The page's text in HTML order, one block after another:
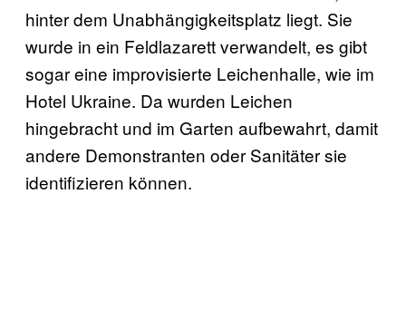
hinter dem Unabhängigkeitsplatz liegt. Sie
wurde in ein Feldlazarett verwandelt, es gibt
sogar eine improvisierte Leichenhalle, wie im
Hotel Ukraine. Da wurden Leichen
hingebracht und im Garten aufbewahrt, damit
andere Demonstranten oder Sanitäter sie
identifizieren können.